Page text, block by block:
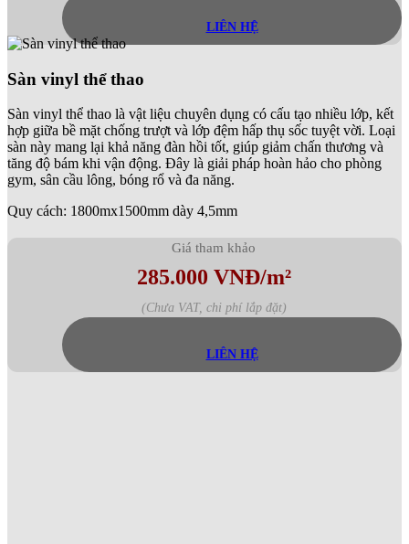
LIÊN HỆ
Sàn vinyl thể thao
Sàn vinyl thể thao là vật liệu chuyên dụng có cấu tạo nhiều lớp, kết
hợp giữa bề mặt chống trượt và lớp đệm hấp thụ sốc tuyệt vời. Loại
sàn này mang lại khả năng đàn hồi tốt, giúp giảm chấn thương và
tăng độ bám khi vận động. Đây là giải pháp hoàn hảo cho phòng
gym, sân cầu lông, bóng rổ và đa năng.
Quy cách: 1800mx1500mm dày 4,5mm
Giá tham khảo
285.000 VNĐ/m²
(Chưa VAT, chi phí lắp đặt)
LIÊN HỆ